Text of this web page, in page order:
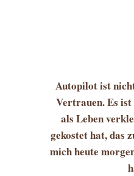
Autopilot ist
Vertrauen. Es
als Leben
gekostet hat, das
mich heute